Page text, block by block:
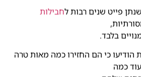
פייט שנים רבות לחבילות
בלבד.
כי הם החזירו כמה מאות טרה
כמה